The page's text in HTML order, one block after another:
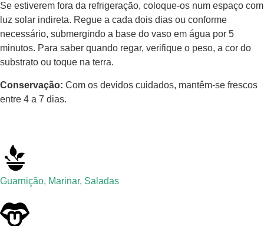
Se estiverem fora da refrigeração, coloque-os num espaço com
luz solar indireta. Regue a cada dois dias ou conforme
necessário, submergindo a base do vaso em água por 5
minutos. Para saber quando regar, verifique o peso, a cor do
substrato ou toque na terra.
Conservação: Com os devidos cuidados, mantêm-se frescos
entre 4 a 7 dias.
Guarnição, Marinar, Saladas